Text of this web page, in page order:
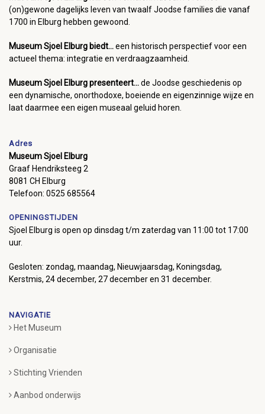
(on)gewone dagelijks leven van twaalf Joodse families die vanaf
1700 in Elburg hebben gewoond.
Museum Sjoel Elburg biedt...een historisch perspectief voor een
actueel thema: integratie en verdraagzaamheid.
Museum Sjoel Elburg presenteert...de Joodse geschiedenis op
een dynamische, onorthodoxe, boeiende en eigenzinnige wijze en
laat daarmee een eigen museaal geluid horen.
Adres
Museum Sjoel Elburg
Graaf Hendriksteeg 2
8081 CH Elburg
Telefoon: 0525 685564
OPENINGSTIJDEN
Sjoel Elburg is open op dinsdag t/m zaterdag van 11:00 tot 17:00
uur.
Gesloten: zondag, maandag, Nieuwjaarsdag, Koningsdag,
Kerstmis, 24 december, 27 december en 31 december.
NAVIGATIE
Het Museum
Organisatie
Stichting Vrienden
Aanbod onderwijs